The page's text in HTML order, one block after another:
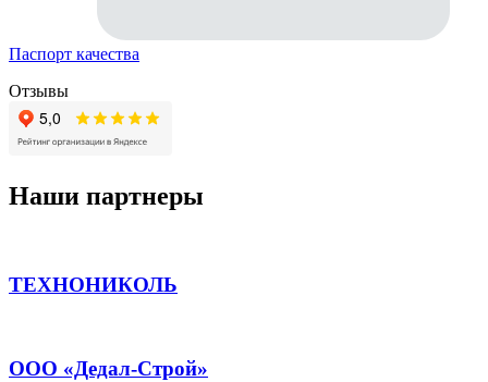
Паспорт качества
Отзывы
Наши партнеры
ТЕХНОНИКОЛЬ
ООО «Дедал-Строй»